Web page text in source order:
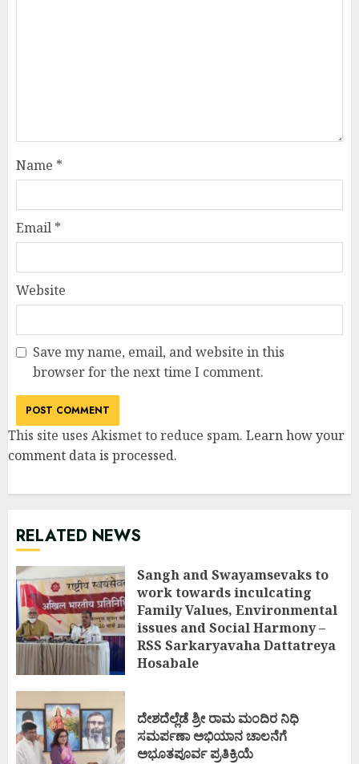
Name *
Email *
Website
Save my name, email, and website in this
browser for the next time I comment.
This site uses Akismet to reduce spam. Learn how your
comment data is processed.
RELATED NEWS
Sangh and Swayamsevaks to
work towards inculcating
Family Values, Environmental
issues and Social Harmony –
RSS Sarkaryavaha Dattatreya
Hosabale
ದೇಶದೆಲ್ಲೆಡೆ ಶ್ರೀ ರಾಮ ಮಂದಿರ ನಿಧಿ
ಸಮರ್ಪಣಾ ಅಭಿಯಾನ ಚಾಲನೆಗೆ
ಅಭೂತಪೂರ್ವ ಪ್ರತಿಕ್ರಿಯೆ